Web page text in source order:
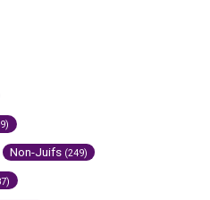
Non-Juifs (249)